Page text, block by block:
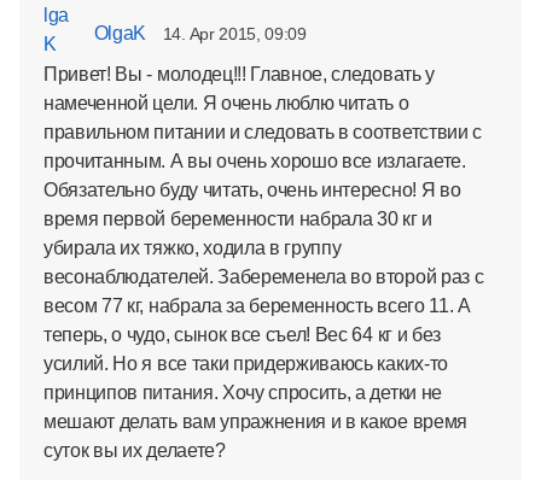
OlgaK 14. Apr 2015, 09:09
Привет! Вы - молодец!!! Главное, следовать у
намеченной цели. Я очень люблю читать о
правильном питании и следовать в соответствии с
прочитанным. А вы очень хорошо все излагаете.
Обязательно буду читать, очень интересно! Я во
время первой беременности набрала 30 кг и
убирала их тяжко, ходила в группу
весонаблюдателей. Забеременела во второй раз с
весом 77 кг, набрала за беременность всего 11. А
теперь, о чудо, сынок все съел! Вес 64 кг и без
усилий. Но я все таки придерживаюсь каких-то
принципов питания. Хочу спросить, а детки не
мешают делать вам упражнения и в какое время
суток вы их делаете?